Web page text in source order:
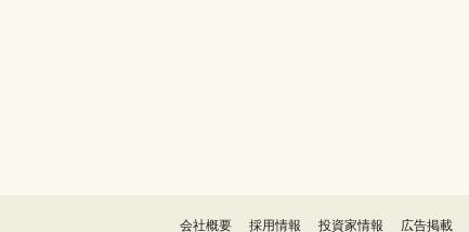
会社概要 採用情報 投資家情報 広告掲載